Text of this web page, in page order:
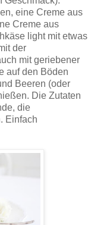
eine Creme aus
Creme aus
light mit etwas
der
mit geriebener
auf den Böden
Beeren (oder
Die Zutaten
die
Einfach